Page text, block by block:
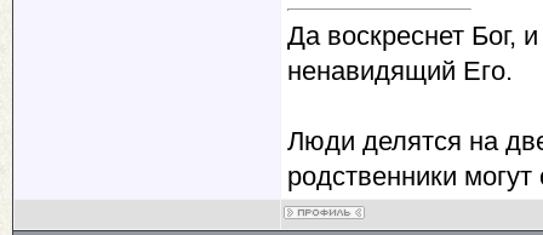
Да воскреснет Бог,
ненавидящий Его.
Люди делятся на
родственники